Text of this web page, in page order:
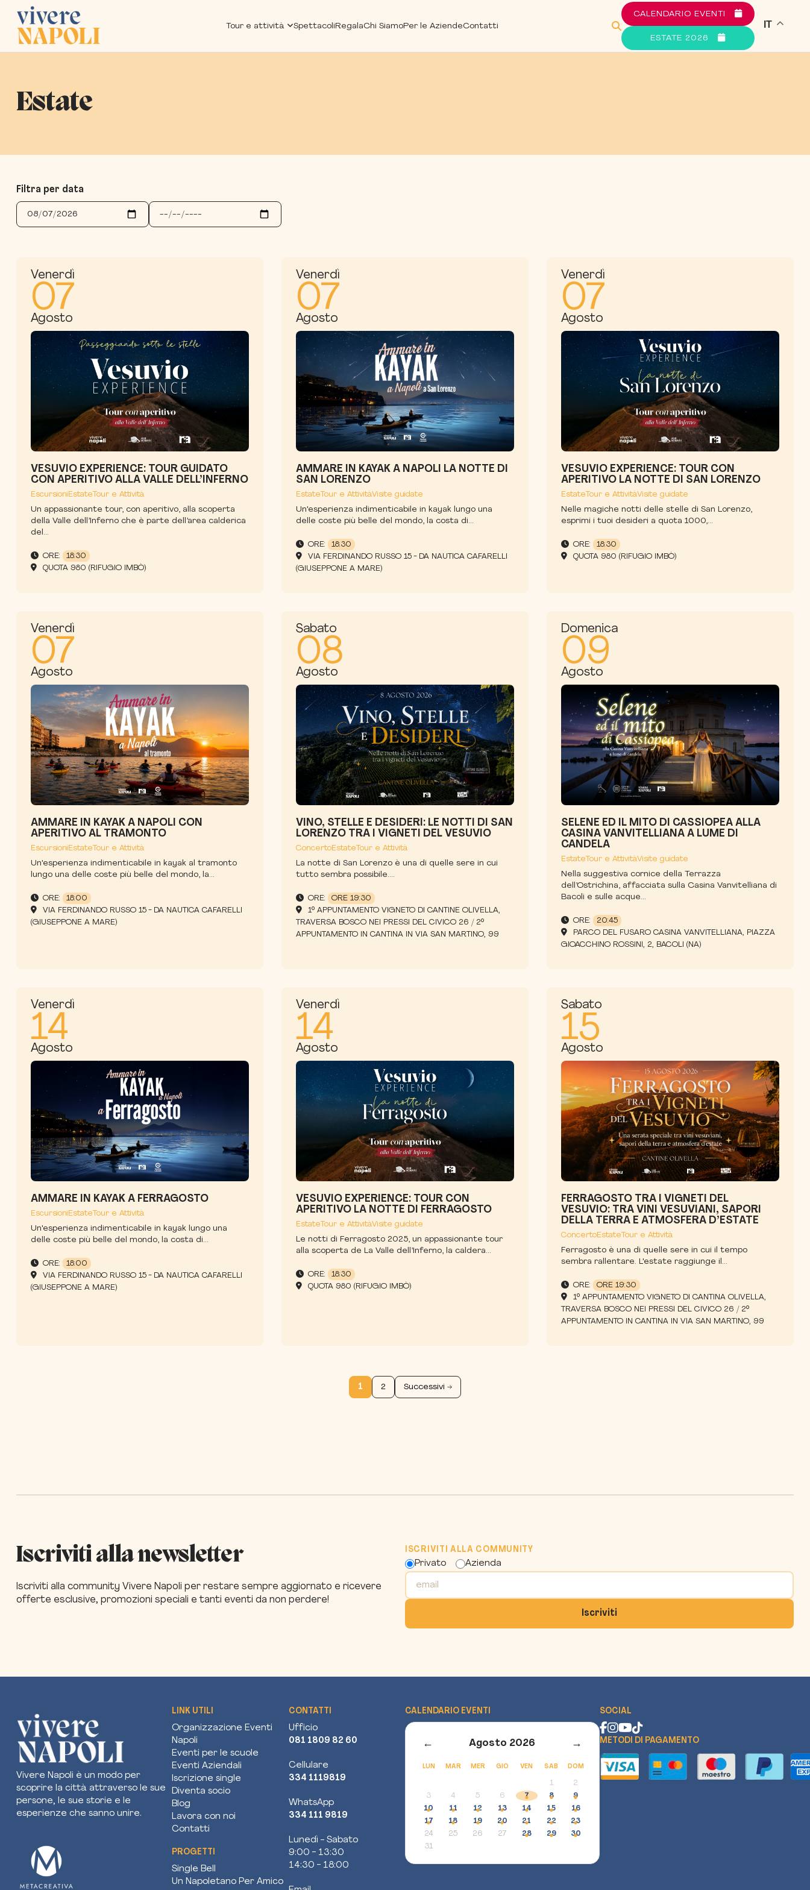
Tour e attività SpettacoliRegalaChi SiamoPer le AziendeContatti
CALENDARIO EVENTI
ESTATE 2026
IT
Estate
Filtra per data
Venerdì
07
Agosto
VESUVIO EXPERIENCE: TOUR GUIDATO
CON APERITIVO ALLA VALLE DELL’INFERNO
Escursioni EstateTour e Attività
Un appassionante tour, con aperitivo, alla scoperta
della Valle dell’Inferno che è parte dell’area calderica
del...
ORE:
18:30
QUOTA 980 (RIFUGIO IMBÒ)
Venerdì
07
Agosto
AMMARE IN KAYAK A NAPOLI LA NOTTE DI
SAN LORENZO
EstateTour e AttivitàVisite guidate
Un'esperienza indimenticabile in kayak lungo una
delle coste più belle del mondo, la costa di...
ORE:
18:30
VIA FERDINANDO RUSSO 15 - DA NAUTICA CAFARELLI
(GIUSEPPONE A MARE)
Venerdì
07
Agosto
VESUVIO EXPERIENCE: TOUR CON
APERITIVO LA NOTTE DI SAN LORENZO
EstateTour e AttivitàVisite guidate
Nelle magiche notti delle stelle di San Lorenzo,
esprimi i tuoi desideri a quota 1000,...
ORE:
18:30
QUOTA 980 (RIFUGIO IMBÒ)
Venerdì
07
Agosto
AMMARE IN KAYAK A NAPOLI CON
APERITIVO AL TRAMONTO
Escursioni EstateTour e Attività
Un'esperienza indimenticabile in kayak al tramonto
lungo una delle coste più belle del mondo, la...
ORE:
18:00
VIA FERDINANDO RUSSO 15 - DA NAUTICA CAFARELLI
(GIUSEPPONE A MARE)
Sabato
08
Agosto
VINO, STELLE E DESIDERI: LE NOTTI DI SAN
LORENZO TRA I VIGNETI DEL VESUVIO
ConcertoEstateTour e Attività
La notte di San Lorenzo è una di quelle sere in cui
tutto sembra possibile....
ORE:
ORE 19:30
1° APPUNTAMENTO VIGNETO DI CANTINE OLIVELLA,
TRAVERSA BOSCO NEI PRESSI DEL CIVICO 26 / 2°
APPUNTAMENTO IN CANTINA IN VIA SAN MARTINO, 99
Domenica
09
Agosto
SELENE ED IL MITO DI CASSIOPEA ALLA
CASINA VANVITELLIANA A LUME DI
CANDELA
EstateTour e AttivitàVisite guidate
Nella suggestiva cornice della Terrazza
dell’Ostrichina, affacciata sulla Casina Vanvitelliana di
Bacoli e sulle acque...
ORE:
20:45
PARCO DEL FUSARO CASINA VANVITELLIANA, PIAZZA
GIOACCHINO ROSSINI, 2, BACOLI (NA)
Venerdì
14
Agosto
AMMARE IN KAYAK A FERRAGOSTO
Escursioni EstateTour e Attività
Un'esperienza indimenticabile in kayak lungo una
delle coste più belle del mondo, la costa di...
ORE:
18:00
VIA FERDINANDO RUSSO 15 - DA NAUTICA CAFARELLI
(GIUSEPPONE A MARE)
Venerdì
14
Agosto
VESUVIO EXPERIENCE: TOUR CON
APERITIVO LA NOTTE DI FERRAGOSTO
EstateTour e AttivitàVisite guidate
Le notti di Ferragosto 2025, un appassionante tour
alla scoperta de La Valle dell’Inferno, la caldera...
ORE:
18:30
QUOTA 980 (RIFUGIO IMBÒ)
Sabato
15
Agosto
FERRAGOSTO TRA I VIGNETI DEL
VESUVIO: TRA VINI VESUVIANI, SAPORI
DELLA TERRA E ATMOSFERA D’ESTATE
ConcertoEstateTour e Attività
Ferragosto è una di quelle sere in cui il tempo
sembra rallentare. L'estate raggiunge il...
ORE:
ORE 19:30
1° APPUNTAMENTO VIGNETO DI CANTINA OLIVELLA,
TRAVERSA BOSCO NEI PRESSI DEL CIVICO 26 / 2°
APPUNTAMENTO IN CANTINA IN VIA SAN MARTINO, 99
1 2 Successivi →
Iscriviti alla newsletter
Iscriviti alla community Vivere Napoli per restare sempre aggiornato e ricevere
offerte esclusive, promozioni speciali e tanti eventi da non perdere!
ISCRIVITI ALLA COMMUNITY
Privato
Azienda
Vivere Napoli è un modo per
scoprire la città attraverso le sue
persone, le sue storie e le
esperienze che sanno unire.
LINK UTILI
Organizzazione Eventi
Napoli
Eventi per le scuole
Eventi Aziendali
Iscrizione single
Diventa socio
Blog
Lavora con noi
Contatti
PROGETTI
Single Bell
Un Napoletano Per Amico
CONTATTI
Ufficio
081 1809 82 60
Cellulare
334 1119819
WhatsApp
334 111 9819
Lunedì - Sabato
9:00 - 13:30
14:30 - 18:00
CALENDARIO EVENTI
← Agosto 2026 →
LUN MAR MER GIO VEN SAB DOM
1
2
3
4 5 6 7 8
9
10
11 12 13 14 15
16
17
18 19 20 21 22
23
24
25 26 27 28 29
30
31
SOCIAL
METODI DI PAGAMENTO